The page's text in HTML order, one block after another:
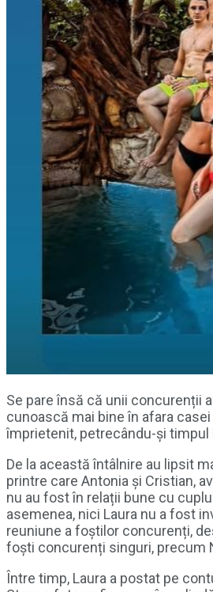
Se pare însă că unii concurenții
cunoască mai bine în afara
împrietenit, petrecându-și timpul
De la această întâlnire au lipsit
printre care Antonia și Cristian,
nu au fost în relații bune cu
asemenea, nici Laura nu a fost
reuniune a foștilor concurenți,
foști concurenți singuri, precum
Între timp, Laura a postat pe